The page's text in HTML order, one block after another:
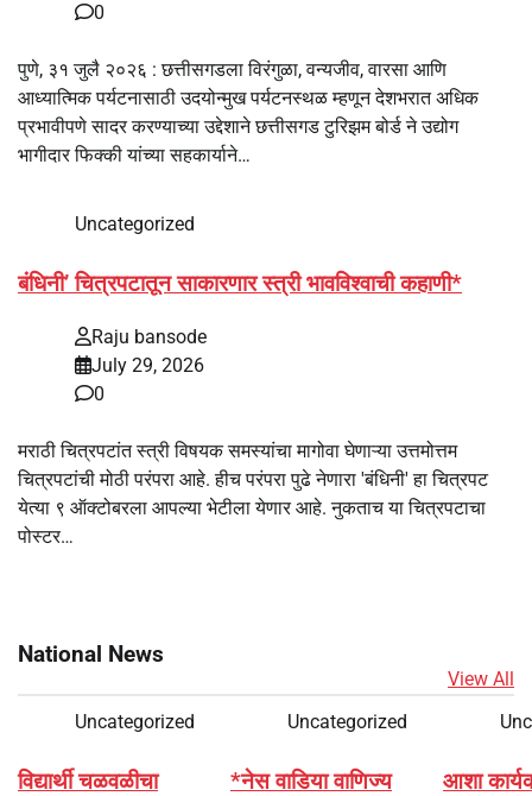
0
पुणे, ३१ जुलै २०२६ : छत्तीसगडला विरंगुळा, वन्यजीव, वारसा आणि
आध्यात्मिक पर्यटनासाठी उदयोन्मुख पर्यटनस्थळ म्हणून देशभरात अधिक
प्रभावीपणे सादर करण्याच्या उद्देशाने छत्तीसगड टुरिझम बोर्ड ने उद्योग
भागीदार फिक्की यांच्या सहकार्याने…
Uncategorized
बंधिनी’ चित्रपटातून साकारणार स्त्री भावविश्वाची कहाणी*
Raju bansode
July 29, 2026
0
मराठी चित्रपटांत स्त्री विषयक समस्यांचा मागोवा घेणाऱ्या उत्तमोत्तम
चित्रपटांची मोठी परंपरा आहे. हीच परंपरा पुढे नेणारा 'बंधिनी' हा चित्रपट
येत्या ९ ऑक्टोबरला आपल्या भेटीला येणार आहे. नुकताच या चित्रपटाचा
पोस्टर…
National News
View All
Uncategorized
विद्यार्थी चळवळीचा
Uncategorized
*नेस वाडिया वाणिज्य
आशा